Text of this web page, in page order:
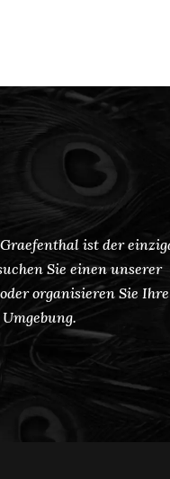
ist der
Sie einen unserer
organisieren Sie Ihre